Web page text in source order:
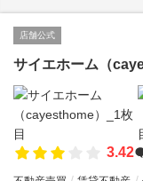
店舗公式
サイエホーム（
3.42